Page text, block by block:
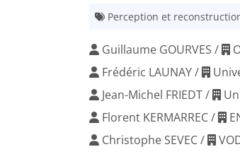
Perception et
Guillaume GOURVES /
Frédéric LAUNAY /
Jean-Michel FRIEDT /
Florent KERMARREC /
Christophe SEVEC /